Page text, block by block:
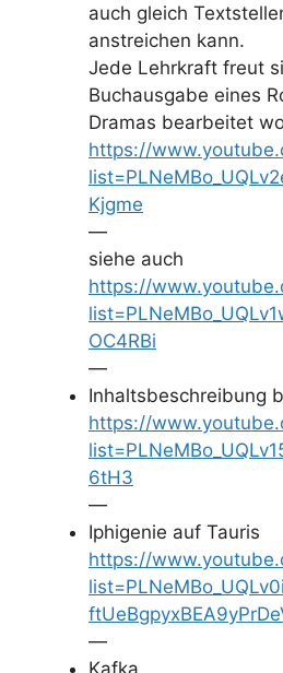
auch gleich
anstreichen kann.
Jede Lehrkraft freut
Buchausgabe eines
Dramas bearbeitet
https://
Kjgme
—
siehe auch
https://
OC4RBi
—
Inhaltsbeschreibung
https://
6tH3
—
Iphigenie auf Tauris
https://
—
Kafka